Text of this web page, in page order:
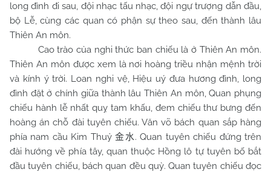
long đình đi sau, đội nhạc tấu nhạc, đội ngự trượng dẫn đầu,
bộ Lễ, cùng các quan có phận sự theo sau, đến thành lâu
Thiên An môn.
Cao trào của nghi thức ban chiếu là ở Thiên An môn.
Thiên An môn được xem là nơi hoàng triều nhận mệnh trời
và kính ý trời. Loan nghi vệ, Hiệu uý đưa hương đình, long
đình đặt ở chính giữa thành lâu Thiên An môn, Quan phụng
chiếu hành lễ nhất quỵ tam khấu, đem chiếu thư bưng đến
hoàng án chỗ đài tuyên chiếu. Văn võ bách quan sắp hàng
phía nam cầu Kim Thuỷ金水. Quan tuyên chiếu đứng trên
đài hướng về phía tây, quan thuộc Hồng lô tự tuyên bố bắt
đầu tuyên chiếu, bách quan đều quỳ. Quan tuyên chiếu đọc